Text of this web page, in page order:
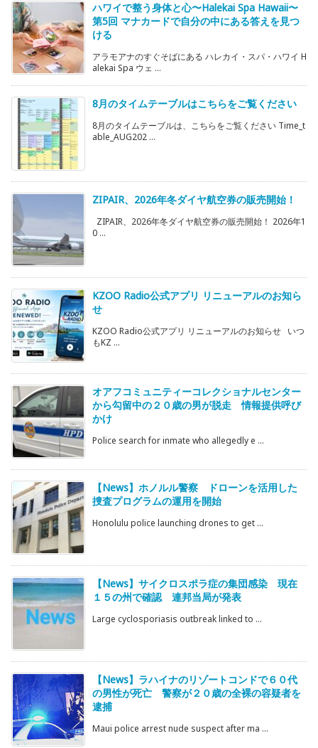
ハワイで整う身体と心〜Halekai Spa Hawaii〜
第5回 マナカードで自分の中にある答えを見つ
ける
アラモアナのすぐそばにある ハレカイ・スパ・ハワイ H
alekai Spa ウェ ...
8月のタイムテーブルはこちらをご覧ください
8月のタイムテーブルは、こちらをご覧ください Time_t
able_AUG202 ...
ZIPAIR、2026年冬ダイヤ航空券の販売開始！
ZIPAIR、2026年冬ダイヤ航空券の販売開始！ 2026年1
0 ...
KZOO Radio公式アプリ リニューアルのお知ら
せ
KZOO Radio公式アプリ リニューアルのお知らせ いつ
もKZ ...
オアフコミュニティーコレクショナルセンター
から勾留中の２０歳の男が脱走 情報提供呼び
かけ
Police search for inmate who allegedly e ...
【News】ホノルル警察 ドローンを活用した
捜査プログラムの運用を開始
Honolulu police launching drones to get ...
【News】サイクロスポラ症の集団感染 現在
１５の州で確認 連邦当局が発表
Large cyclosporiasis outbreak linked to ...
【News】ラハイナのリゾートコンドで６０代
の男性が死亡 警察が２０歳の全裸の容疑者を
逮捕
Maui police arrest nude suspect after ma ...